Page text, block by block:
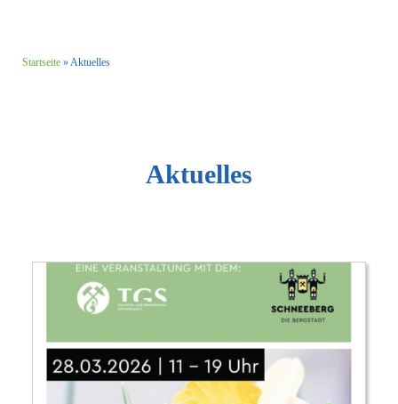
Startseite » Aktuelles
Aktuelles
Beitragsnavigation